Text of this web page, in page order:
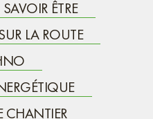
ÊTRE
LA ROUTE
CHANTIER